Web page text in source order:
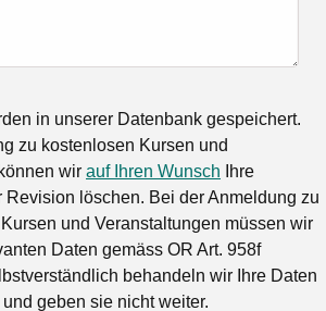
in unserer Datenbank gespeichert.
zu kostenlosen Kursen und
wir auf Ihren Wunsch Ihre
Revision löschen. Bei der Anmeldung zu
und Veranstaltungen müssen wir
Daten gemäss OR Art. 958f
behandeln wir Ihre Daten
geben sie nicht weiter.